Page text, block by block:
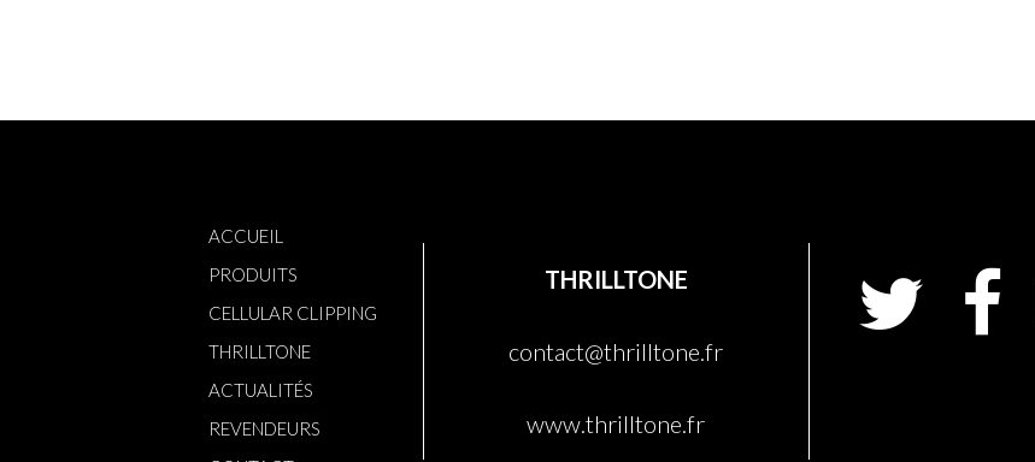
ACCUEIL
PRODUITS
CELLULAR CLIPPING
THRILLTONE
ACTUALITÉS
REVENDEURS
THRILLTONE
contact@thrilltone.fr
www.thrilltone.fr